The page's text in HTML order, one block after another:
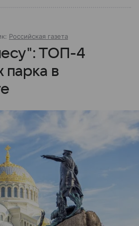
Российская газета
ТОП-4
парка в